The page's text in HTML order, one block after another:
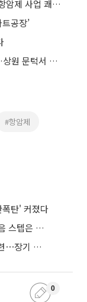
보령, 3분기 매출 2083억·영업익 185억…항암제 사업 쾌속 성장
공장’
美 클래리티 법안 연내 통과 가능성 13%…상원 문턱서 제동
#항암제
탄' 커졌다
‘비거주 1주택자’ 정조준한 세제 개편…다음 스텝은 금융 대책
李 “삼전닉스 레버리지 보완 대책 신속 마련⋯장기 채무 과감히 탕감”
0